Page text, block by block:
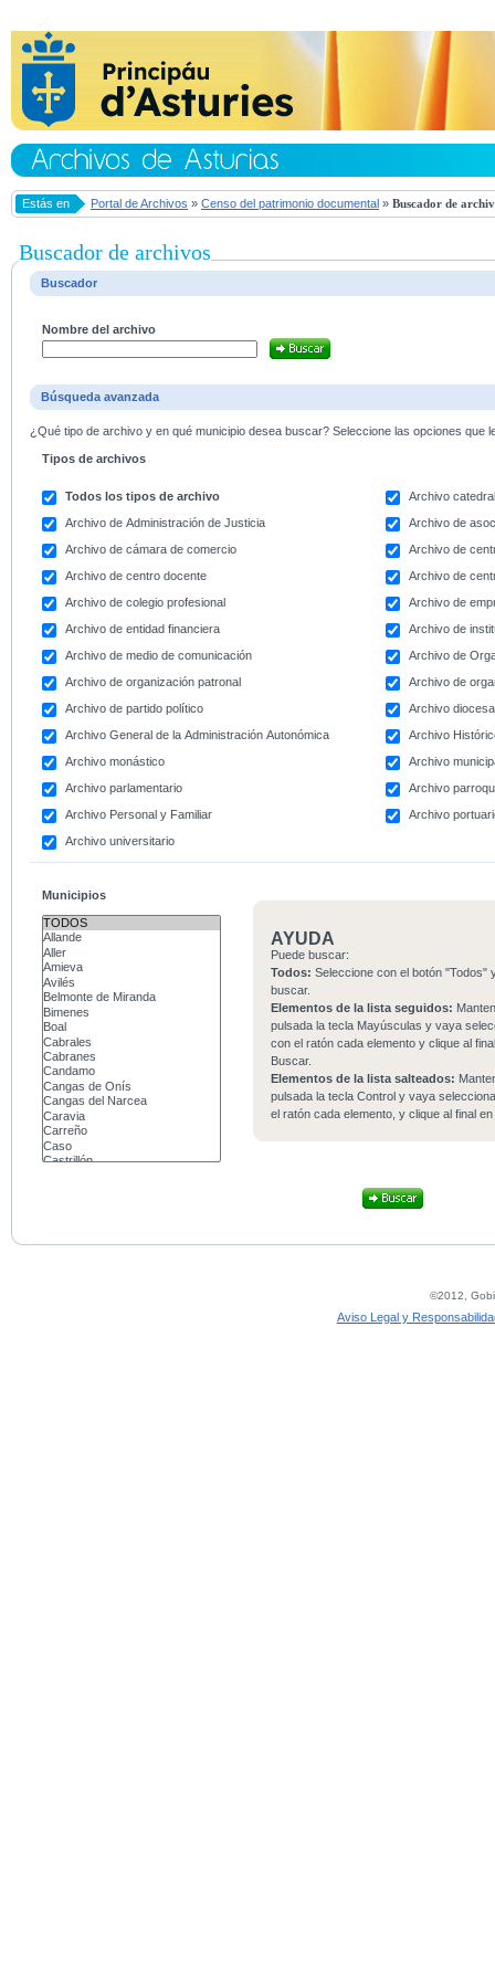
Estás en Portal de Archivos » Censo del patrimonio documental » Buscador de
Buscador de archivos
Buscador
Nombre del archivo
Búsqueda avanzada
¿Qué tipo de archivo y en qué municipio desea buscar? Seleccione las opciones que
Tipos de archivos
Todos los tipos de archivo
Archivo
Archivo de Administración de Justicia
Archivo de
Archivo de cámara de comercio
Archivo de
Archivo de centro docente
Archivo de
Archivo de colegio profesional
Archivo de
Archivo de entidad financiera
Archivo de
Archivo de medio de comunicación
Archivo de
Archivo de organización patronal
Archivo de
Archivo de partido político
Archivo
Archivo General de la Administración Autonómica
Archivo
Archivo monástico
Archivo
Archivo parlamentario
Archivo
Archivo Personal y Familiar
Archivo
Archivo universitario
Municipios
AYUDA
Puede buscar:
Todos: Seleccione con el botón "Todos"
buscar.
Elementos de la lista seguidos:
pulsada la tecla Mayúsculas y vaya
con el ratón cada elemento y clique al
Buscar.
Elementos de la lista salteados:
pulsada la tecla Control y vaya
el ratón cada elemento, y clique al final
©2012,
Aviso Legal y